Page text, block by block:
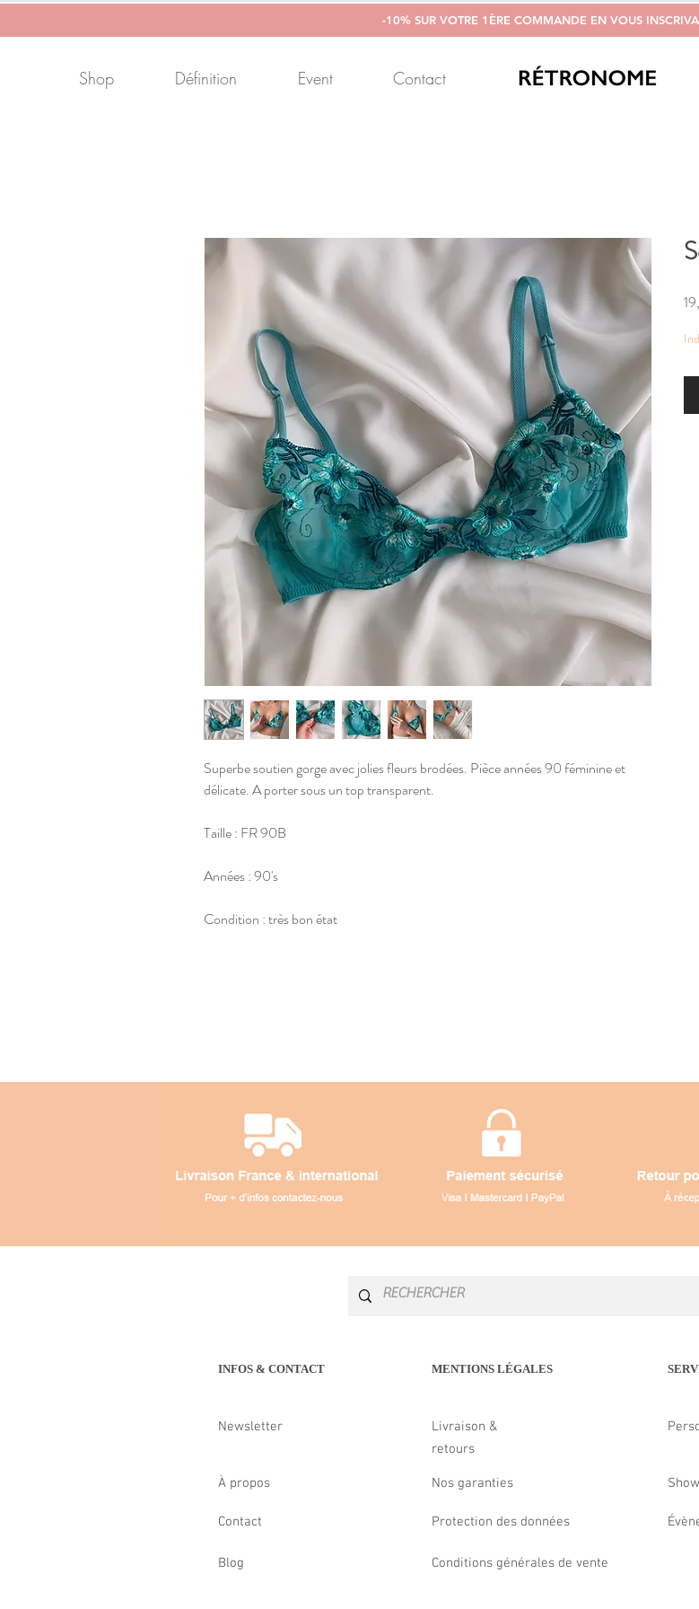
-10% SUR VOTRE 1ÈRE COMMANDE EN VOUS
Shop Définition Event Contact
Superbe soutien gorge avec jolies fleurs brodées. Pièce années 90 féminine et
délicate. A porter sous un top transparent.
Taille : FR 90B
Années : 90's
Condition : très bon état
INFOS & CONTACT
Newsletter
À propos
Contact
Blog
MENTIONS LÉGALES
Livraison &
retours
Nos garanties
Protection des données
Conditions générales de vente